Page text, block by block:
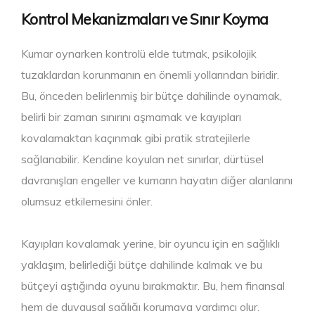
Kontrol Mekanizmaları ve Sınır Koyma
Kumar oynarken kontrolü elde tutmak, psikolojik
tuzaklardan korunmanın en önemli yollarından biridir.
Bu, önceden belirlenmiş bir bütçe dahilinde oynamak,
belirli bir zaman sınırını aşmamak ve kayıpları
kovalamaktan kaçınmak gibi pratik stratejilerle
sağlanabilir. Kendine koyulan net sınırlar, dürtüsel
davranışları engeller ve kumarın hayatın diğer alanlarını
olumsuz etkilemesini önler.
Kayıpları kovalamak yerine, bir oyuncu için en sağlıklı
yaklaşım, belirlediği bütçe dahilinde kalmak ve bu
bütçeyi aştığında oyunu bırakmaktır. Bu, hem finansal
hem de duygusal sağlığı korumaya yardımcı olur.